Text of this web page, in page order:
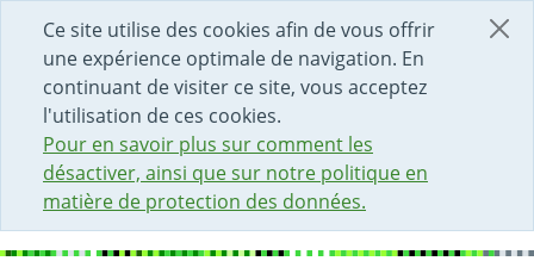
Ce site utilise des cookies afin de vous offrir
une expérience optimale de navigation. En
continuant de visiter ce site, vous acceptez
l'utilisation de ces cookies.
Pour en savoir plus sur comment les
désactiver, ainsi que sur notre politique en
matière de protection des données.
DÉBUT DU CONTENU DE LA PAGE
ACCÈS AU CHAMP DE RECHERCHE
PAGE D'ACCUEIL
FORMULAIRE DE CONTACT